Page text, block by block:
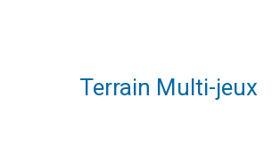
Terrain Multi-jeux